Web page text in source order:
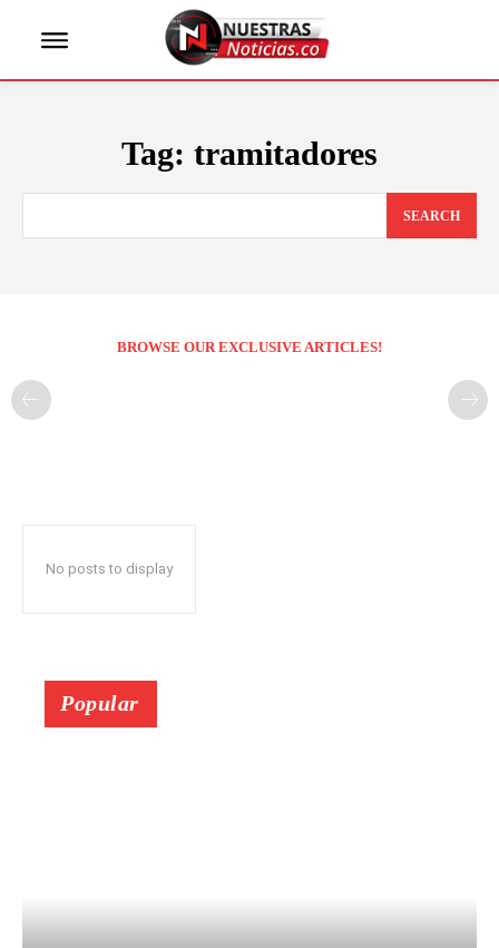
Tag: tramitadores
SEARCH
BROWSE OUR EXCLUSIVE ARTICLES!
No posts to display
Popular